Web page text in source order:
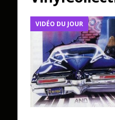
VIDÉO DU JOUR